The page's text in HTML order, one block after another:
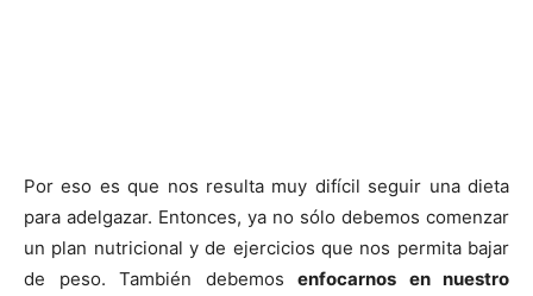
Por eso es que nos resulta muy difícil seguir una dieta
para adelgazar. Entonces, ya no sólo debemos comenzar
un plan nutricional y de ejercicios que nos permita bajar
de peso. También debemos enfocarnos en nuestro